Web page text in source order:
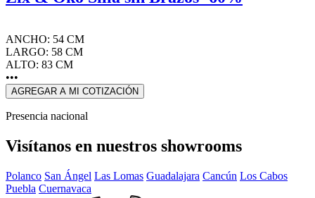
ANCHO: 54 CM
LARGO: 58 CM
ALTO: 83 CM
•••
AGREGAR A MI COTIZACIÓN
Presencia nacional
Visítanos en nuestros showrooms
Polanco San Ángel Las Lomas Guadalajara Cancún Los Cabos
Puebla Cuernavaca